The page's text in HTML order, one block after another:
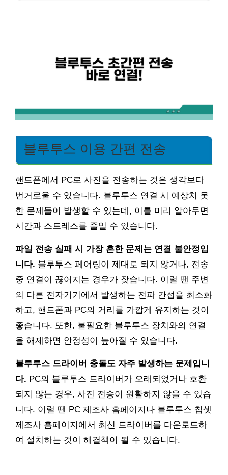
블루투스 이용 간편 전송
핸드폰에서 PC로 사진을 전송하는 것은 생각보다
번거로울 수 있습니다. 블루투스 연결 시 예상치 못
한 문제들이 발생할 수 있는데, 이를 미리 알아두면
시간과 스트레스를 줄일 수 있습니다.
파일 전송 실패 시 가장 흔한 문제는 연결 불안정입
니다. 블루투스 페어링이 제대로 되지 않거나, 전송
중 연결이 끊어지는 경우가 잦습니다. 이럴 땐 주변
의 다른 전자기기에서 발생하는 전파 간섭을 최소화
하고, 핸드폰과 PC의 거리를 가깝게 유지하는 것이
좋습니다. 또한, 불필요한 블루투스 장치와의 연결
을 해제하면 안정성이 높아질 수 있습니다.
블루투스 드라이버 충돌도 자주 발생하는 문제입니
다. PC의 블루투스 드라이버가 오래되었거나 호환
되지 않는 경우, 사진 전송이 원활하지 않을 수 있습
니다. 이럴 땐 PC 제조사 홈페이지나 블루투스 칩셋
제조사 홈페이지에서 최신 드라이버를 다운로드하
여 설치하는 것이 해결책이 될 수 있습니다.